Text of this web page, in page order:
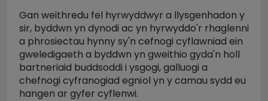
Gan weithredu fel hyrwyddwyr a llysgenhadon y
sir, byddwn yn dynodi ac yn hyrwyddo'r rhaglenni
a phrosiectau hynny sy'n cefnogi cyflawniad ein
gweledigaeth a byddwn yn gweithio gyda'n holl
bartneriaid buddsoddi i ysgogi, galluogi a
chefnogi cyfranogiad egnïol yn y camau sydd eu
hangen ar gyfer cyflenwi.